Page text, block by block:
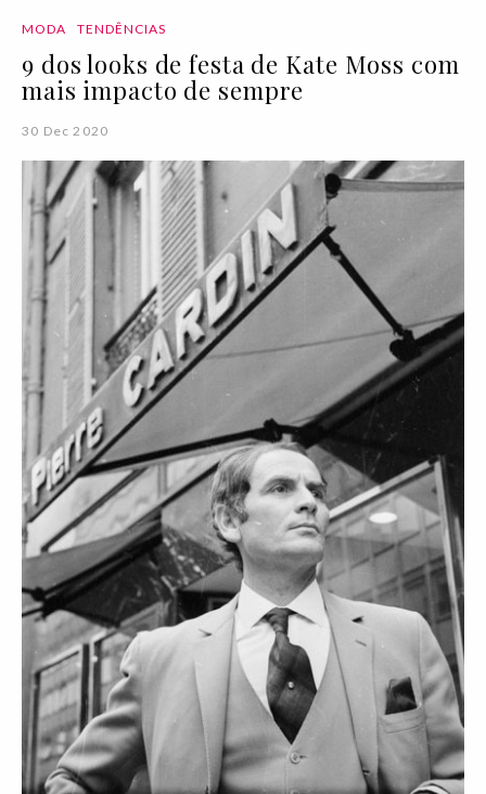
MODA TENDÊNCIAS
9 dos looks de festa de Kate Moss com
mais impacto de sempre
30 Dec 2020